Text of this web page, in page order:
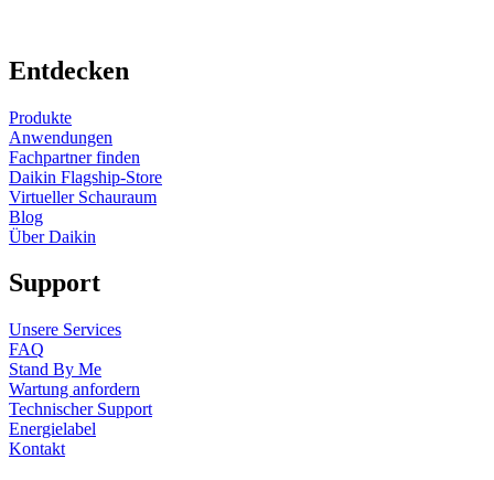
Entdecken
Produkte
Anwendungen
Fachpartner finden
Daikin Flagship-Store
Virtueller Schauraum
Blog
Über Daikin
Support
Unsere Services
FAQ
Stand By Me
Wartung anfordern
Technischer Support
Energielabel
Kontakt